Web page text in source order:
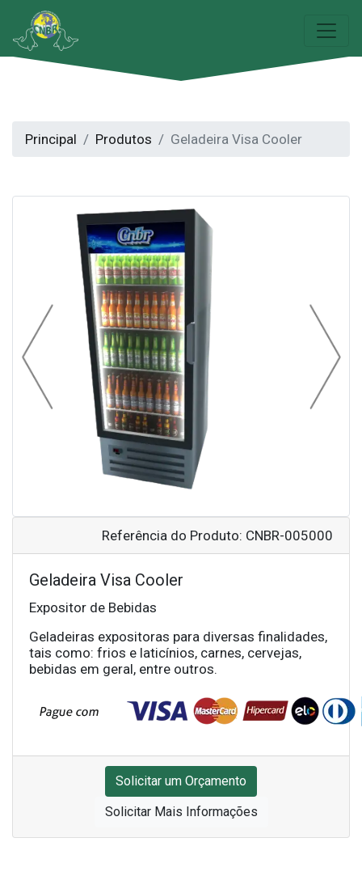
Principal Produtos Geladeira Visa Cooler
Next
Referência do Produto: CNBR-005000
Geladeira Visa Cooler
Expositor de Bebidas
Geladeiras expositoras para diversas finalidades,
tais como: frios e laticínios, carnes, cervejas,
bebidas em geral, entre outros.
Solicitar um Orçamento
Solicitar Mais Informações